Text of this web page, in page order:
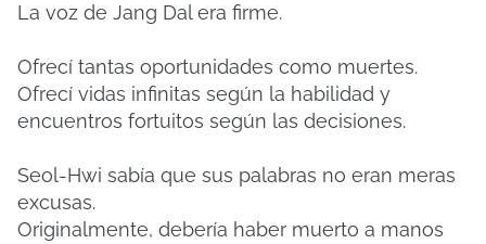
La voz de Jang Dal era firme.
Ofrecí tantas oportunidades como muertes.
Ofrecí vidas infinitas según la habilidad y
encuentros fortuitos según las decisiones.
Seol-Hwi sabía que sus palabras no eran meras
excusas.
Originalmente, debería haber muerto a manos